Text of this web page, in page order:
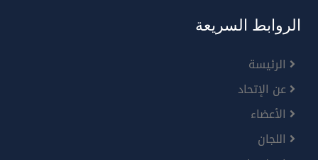
الروابط السريعة
الرئيسة
عن الإتحاد
الأعضاء
اللجان